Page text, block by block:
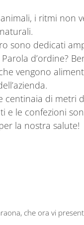
i ritmi non
sono dedicati
d’ordine?
vengono
centinaia di metri
e le confezioni
la nostra salute!
che ora vi